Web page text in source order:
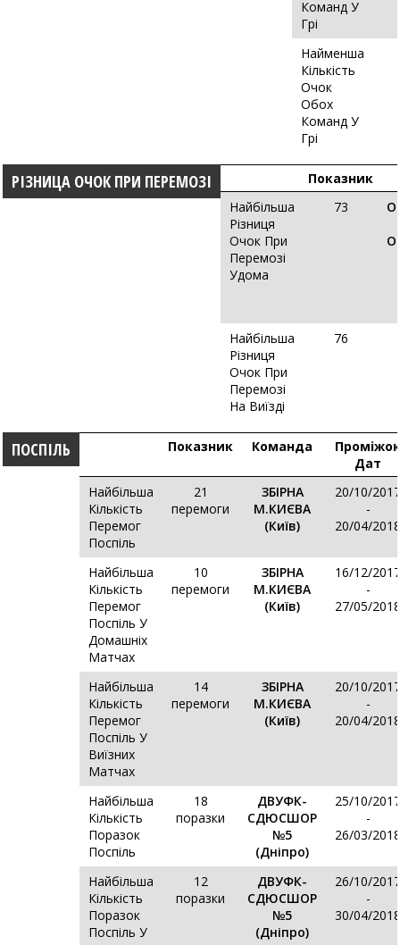
Команд У
Грі
Найменша
Кількість
Очок
Обох
Команд У
Грі
РІЗНИЦА ОЧОК ПРИ ПЕРЕМОЗІ Показник
Найбільша
Різниця
Очок При
Перемозі
Удома
73
Найбільша
Різниця
Очок При
Перемозі
На Виїзді
76
ПОСПІЛЬ Показник Команда
Проміжок
Дат
Найбільша
Кількість
Перемог
Поспіль
21
перемоги
ЗБІРНА
М.КИЄВА
(Київ)
20/10/2017
-
20/04/2018
Найбільша
Кількість
Перемог
Поспіль У
Домашніх
Матчах
10
перемоги
ЗБІРНА
М.КИЄВА
(Київ)
16/12/2017
-
27/05/2018
Найбільша
Кількість
Перемог
Поспіль У
Виїзних
Матчах
14
перемоги
ЗБІРНА
М.КИЄВА
(Київ)
20/10/2017
-
20/04/2018
Найбільша
Кількість
Поразок
Поспіль
18
поразки
ДВУФК-
СДЮСШОР
№5
(Дніпро)
25/10/2017
-
26/03/2018
Найбільша
Кількість
Поразок
Поспіль У
12
поразки
ДВУФК-
СДЮСШОР
№5
(Дніпро)
26/10/2017
-
30/04/2018